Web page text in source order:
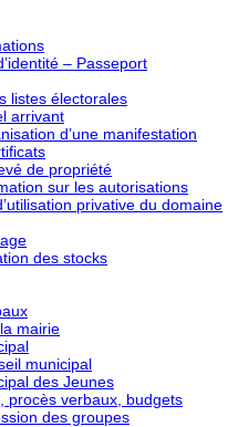
– Passeport
listes électorales
arrivant
d’une manifestation
de propriété
sur les autorisations
privative du domaine
des stocks
mairie
municipal
des Jeunes
procès verbaux, budgets
des groupes